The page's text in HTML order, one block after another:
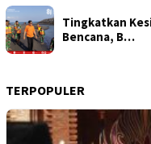
Tingkatkan
Bencana, B…
TERPOPULER